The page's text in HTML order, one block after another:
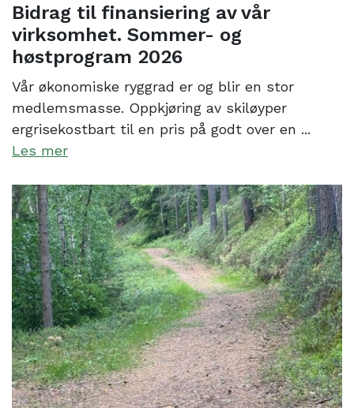
Bidrag til finansiering av vår
virksomhet. Sommer- og
høstprogram 2026
Vår økonomiske ryggrad er og blir en stor
medlemsmasse. Oppkjøring av skiløyper
ergrisekostbart til en pris på godt over en ...
Les mer